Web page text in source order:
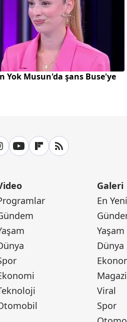
Yok Musun'da şans Buse'ye
Galeri
En
Yaşam
Dünya
Viral
Spor